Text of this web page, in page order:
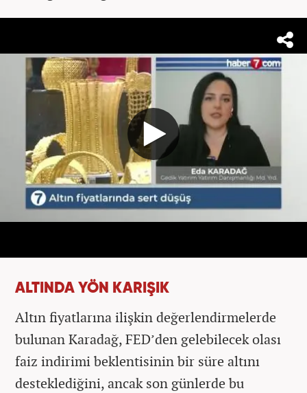
ALTINDA YÖN KARIŞIK
Altın fiyatlarına ilişkin değerlendirmelerde
bulunan Karadağ, FED’den gelebilecek olası
faiz indirimi beklentisinin bir süre altını
desteklediğini, ancak son günlerde bu